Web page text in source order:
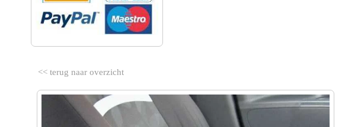
<< terug naar overzicht